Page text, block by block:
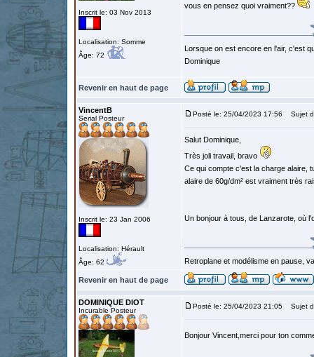
Inscrit le: 03 Nov 2013
Localisation: Somme
Âge: 72
vous en pensez quoi vraiment??
Lorsque on est encore en l'air, c'est
Dominique
Revenir en haut de page
VincentB
Serial Posteur
Inscrit le: 23 Jan 2006
Localisation: Hérault
Âge: 62
Posté le: 25/04/2023 17:56 Sujet
Salut Dominique,
Très joli travail, bravo
Ce qui compte c'est la charge alaire,
alaire de 60g/dm² est vraiment très
Un bonjour à tous, de Lanzarote, où
Retroplane et modélisme en pause,
Revenir en haut de page
DOMINIQUE DIOT
Incurable Posteur
Posté le: 25/04/2023 21:05 Sujet
Bonjour Vincent,merci pour ton